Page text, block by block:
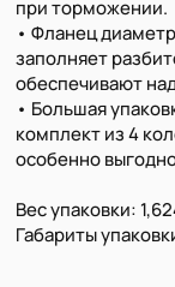
при торможении.
• Фланец
заполняет
обеспечивают
• Большая
комплект из 4
особенно
Вес упаковки:
Габариты